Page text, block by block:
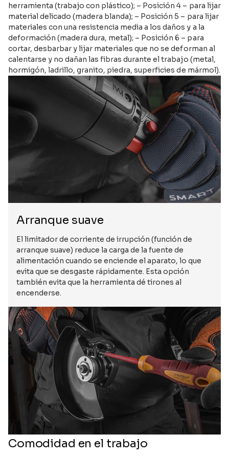
herramienta (trabajo con plástico); – Posición 4 – para lijar
material delicado (madera blanda); – Posición 5 – para lijar
materiales con una resistencia media a los daños y a la
deformación (madera dura, metal); – Posición 6 – para
cortar, desbarbar y lijar materiales que no se deforman al
calentarse y no dañan las fibras durante el trabajo (metal,
hormigón, ladrillo, granito, piedra, superficies de mármol).
Arranque suave
El limitador de corriente de irrupción (función de
arranque suave) reduce la carga de la fuente de
alimentación cuando se enciende el aparato, lo que
evita que se desgaste rápidamente. Esta opción
también evita que la herramienta dé tirones al
encenderse.
Comodidad en el trabajo